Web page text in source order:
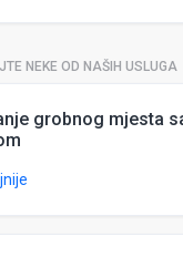
NEKE OD NAŠIH USLUGA
grobnog mjesta